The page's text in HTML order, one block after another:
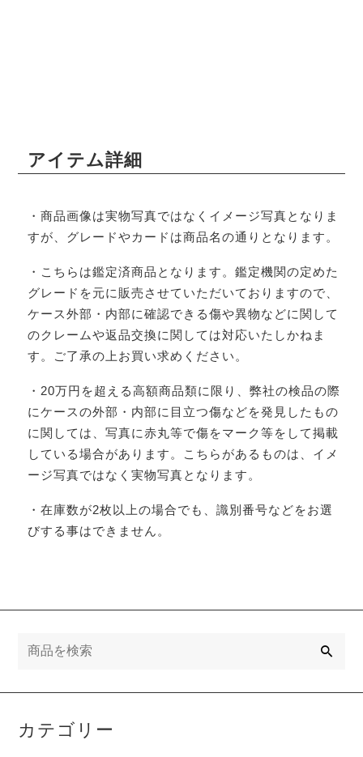
アイテム詳細
・商品画像は実物写真ではなくイメージ写真となりま
すが、グレードやカードは商品名の通りとなります。
・こちらは鑑定済商品となります。鑑定機関の定めた
グレードを元に販売させていただいておりますので、
ケース外部・内部に確認できる傷や異物などに関して
のクレームや返品交換に関しては対応いたしかねま
す。ご了承の上お買い求めください。
・20万円を超える高額商品類に限り、弊社の検品の際
にケースの外部・内部に目立つ傷などを発見したもの
に関しては、写真に赤丸等で傷をマーク等をして掲載
している場合があります。こちらがあるものは、イメ
ージ写真ではなく実物写真となります。
・在庫数が2枚以上の場合でも、識別番号などをお選
びする事はできません。
カテゴリー